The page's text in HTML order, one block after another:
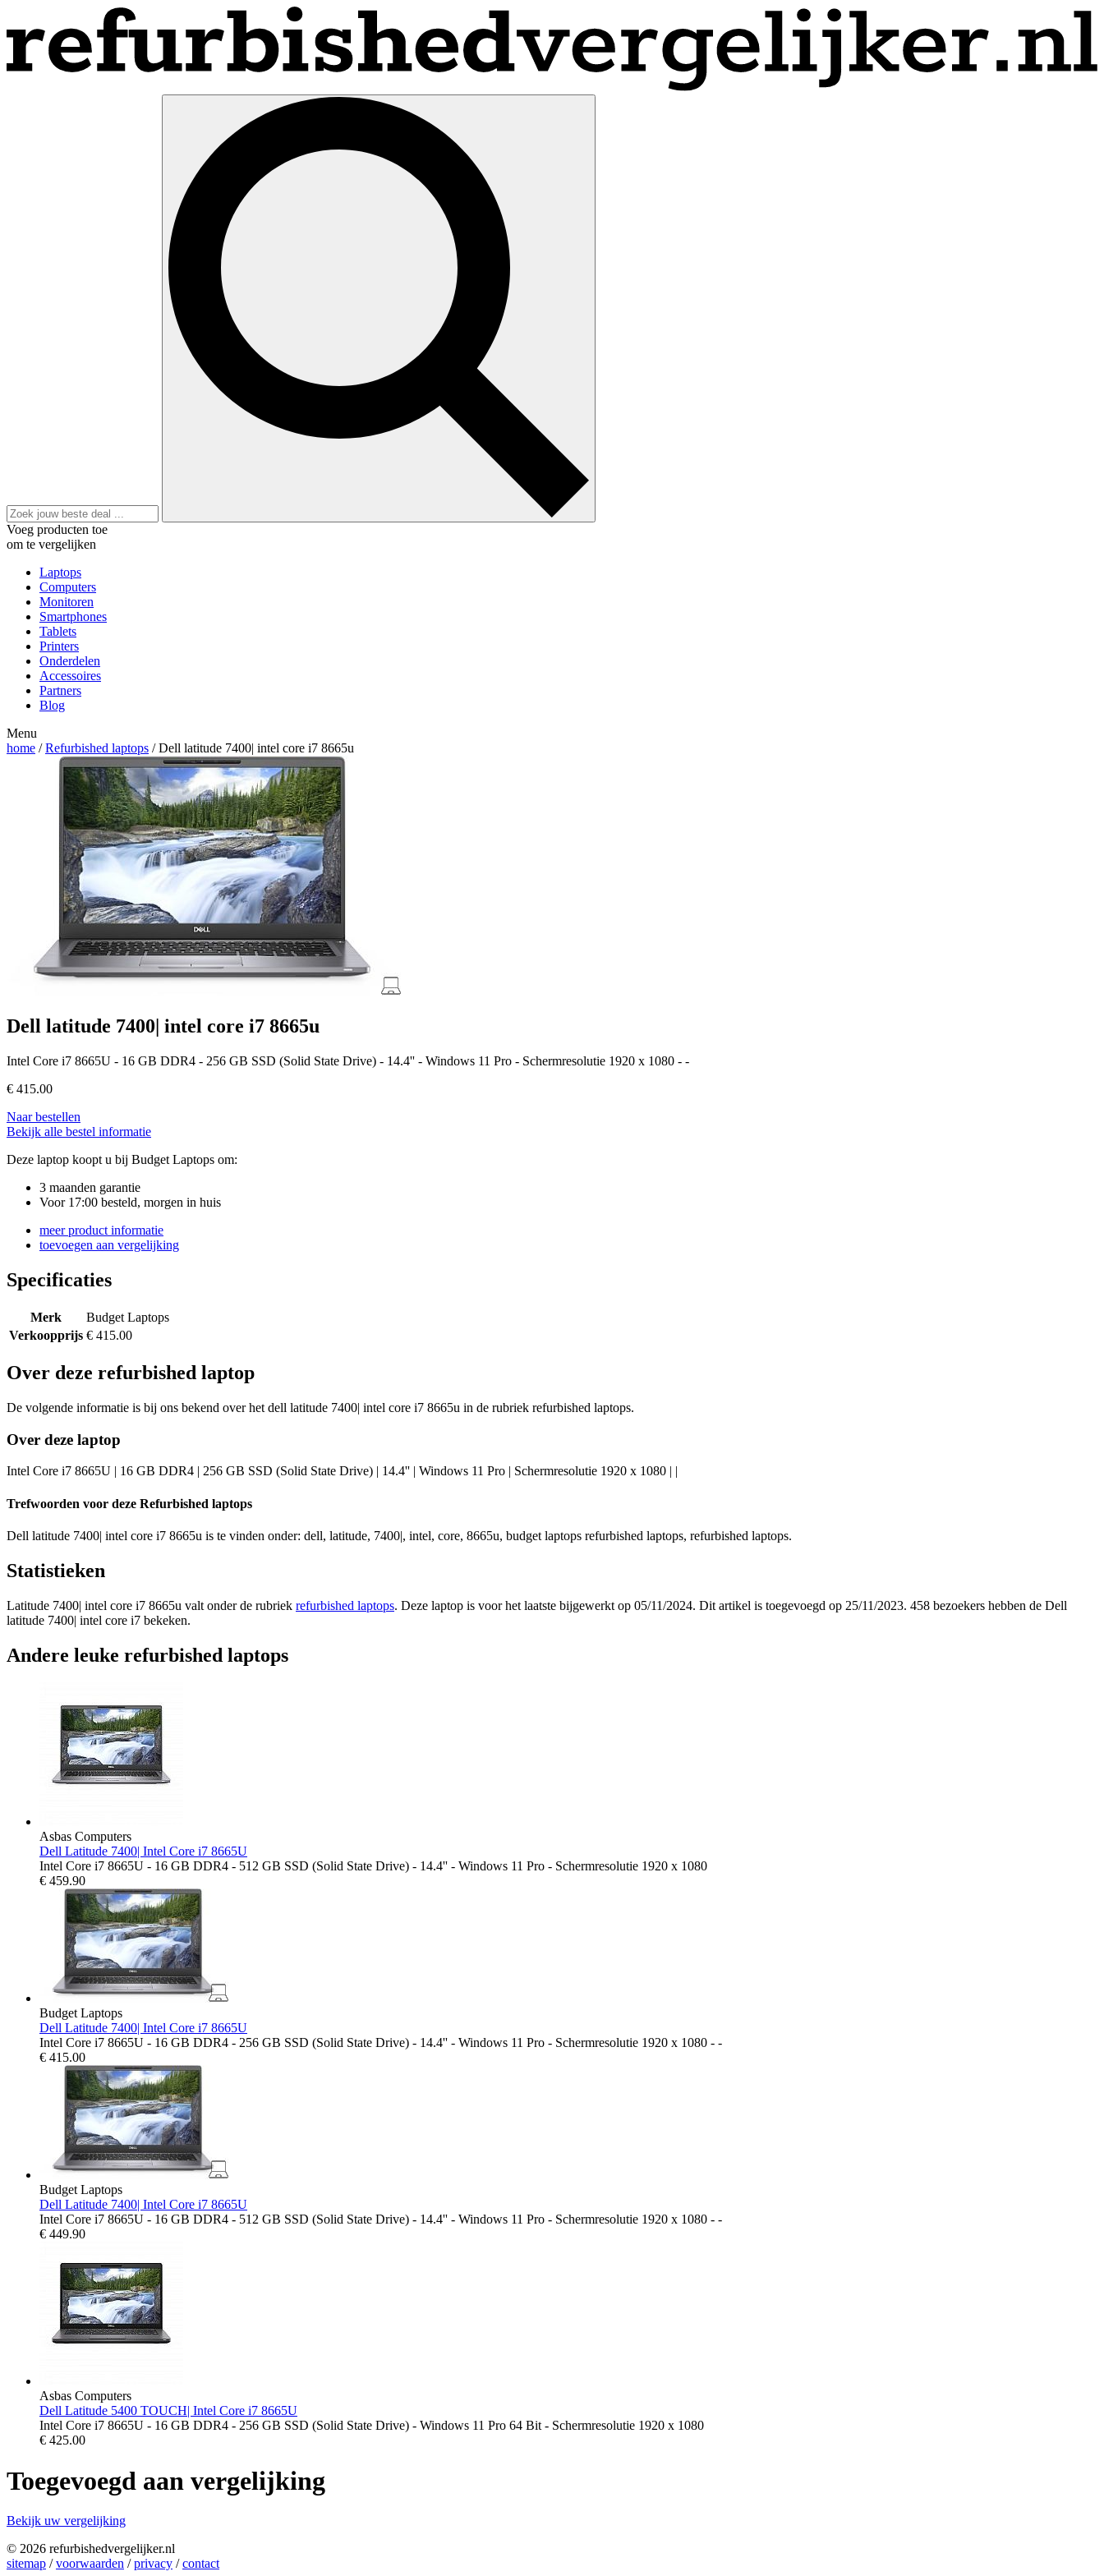
Voeg producten toe
om te vergelijken
Laptops
Computers
Monitoren
Smartphones
Tablets
Printers
Onderdelen
Accessoires
Partners
Blog
Menu
home /Refurbished laptops / Dell latitude 7400| intel core i7 8665u
Dell latitude 7400| intel core i7 8665u
Intel Core i7 8665U - 16 GB DDR4 - 256 GB SSD (Solid State Drive) - 14.4'' - Windows 11 Pro - Schermresolutie 1920 x 1080 - -
€ 415.00
Naar bestellen
Bekijk alle bestel informatie
Deze laptop koopt u bij Budget Laptops om:
3 maanden garantie
Voor 17:00 besteld, morgen in huis
meer product informatie
toevoegen aan vergelijking
Specificaties
Merk
Budget Laptops
Verkoopprijs € 415.00
Over deze refurbished laptop
De volgende informatie is bij ons bekend over het dell latitude 7400| intel core i7 8665u in de rubriek refurbished laptops.
Over deze laptop
Intel Core i7 8665U | 16 GB DDR4 | 256 GB SSD (Solid State Drive) | 14.4'' | Windows 11 Pro | Schermresolutie 1920 x 1080 | |
Trefwoorden voor deze Refurbished laptops
Dell latitude 7400| intel core i7 8665u is te vinden onder: dell, latitude, 7400|, intel, core, 8665u, budget laptops refurbished laptops, refurbished laptops.
Statistieken
Latitude 7400| intel core i7 8665u valt onder de rubriek refurbished laptops. Deze laptop is voor het laatste bijgewerkt op 05/11/2024. Dit artikel is toegevoegd op 25/11/2023. 458 bezoekers hebben de Dell
latitude 7400| intel core i7 bekeken.
Andere leuke refurbished laptops
Asbas Computers
Dell Latitude 7400| Intel Core i7 8665U
Intel Core i7 8665U - 16 GB DDR4 - 512 GB SSD (Solid State Drive) - 14.4'' - Windows 11 Pro - Schermresolutie 1920 x 1080
€ 459.90
Budget Laptops
Dell Latitude 7400| Intel Core i7 8665U
Intel Core i7 8665U - 16 GB DDR4 - 256 GB SSD (Solid State Drive) - 14.4'' - Windows 11 Pro - Schermresolutie 1920 x 1080 - -
€ 415.00
Budget Laptops
Dell Latitude 7400| Intel Core i7 8665U
Intel Core i7 8665U - 16 GB DDR4 - 512 GB SSD (Solid State Drive) - 14.4'' - Windows 11 Pro - Schermresolutie 1920 x 1080 - -
€ 449.90
Asbas Computers
Dell Latitude 5400 TOUCH| Intel Core i7 8665U
Intel Core i7 8665U - 16 GB DDR4 - 256 GB SSD (Solid State Drive) - Windows 11 Pro 64 Bit - Schermresolutie 1920 x 1080
€ 425.00
Toegevoegd aan vergelijking
Bekijk uw vergelijking
© 2026 refurbishedvergelijker.nl
sitemap /voorwaarden /privacy /contact